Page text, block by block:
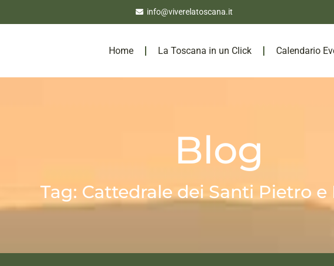
info@viverelatoscana.it
Home La Toscana in un Click Calendario
Blog
Tag: Cattedrale dei Santi Pietro e